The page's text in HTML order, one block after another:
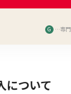
G …専
について